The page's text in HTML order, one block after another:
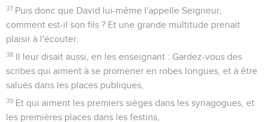
25 Les étoiles du ciel tomberont, et les puissances qui sont
dans les cieux seront ébranlées.
26 Et alors on verra le Fils de l'homme venir sur les nuées,
avec une grande puissance et une grande gloire ;
27 Et il enverra ses anges pour rassembler ses élus des
quatre vents, depuis les extrémités de la terre jusqu'aux
extrémités du ciel.